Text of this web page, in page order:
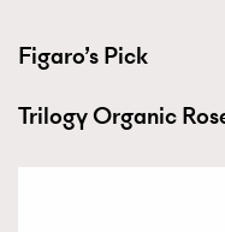
Figaro’s Pick
Trilogy Organic